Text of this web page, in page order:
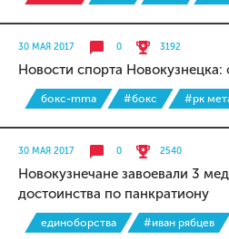
30 МАЯ 2017 0 3192
Новости спорта Новокузнецка:
бокс-mma #бокс #рк
30 МАЯ 2017 0 2540
Новокузнечане завоевали 3
достоинства по панкратиону
единоборства #иван рябцев